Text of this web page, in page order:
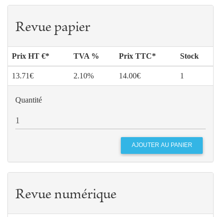
Revue papier
Prix HT €* TVA % Prix TTC* Stock
13.71€ 2.10% 14.00€ 1
Quantité
Revue numérique